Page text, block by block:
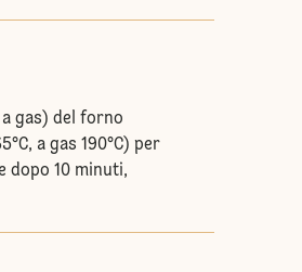
gas) del forno
a gas 190°C) per
dopo 10 minuti,